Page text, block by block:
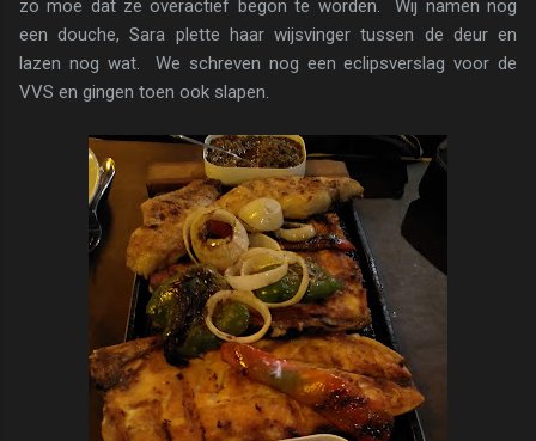
zo moe dat ze overactief begon te worden. Wij namen nog
een douche, Sara plette haar wijsvinger tussen de deur en
lazen nog wat. We schreven nog een eclipsverslag voor de
VVS en gingen toen ook slapen.